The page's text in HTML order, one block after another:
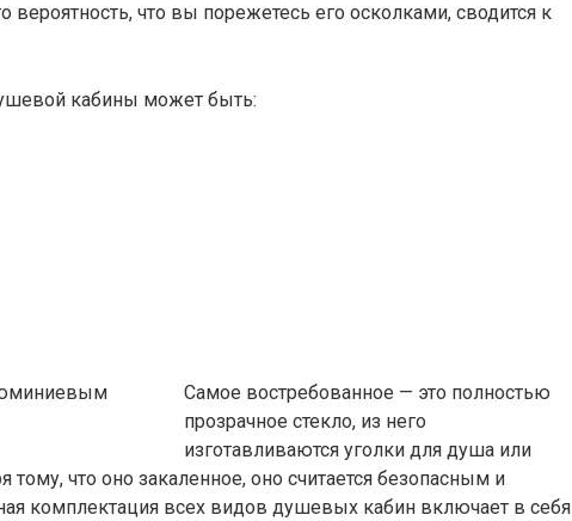
вероятность, что вы порежетесь его осколками, сводится к
кабины может быть:
Самое востребованное — это полностью
прозрачное стекло, из него
изготавливаются уголки для душа или
тому, что оно закаленное, оно считается безопасным и
комплектация всех видов душевых кабин включает в себя